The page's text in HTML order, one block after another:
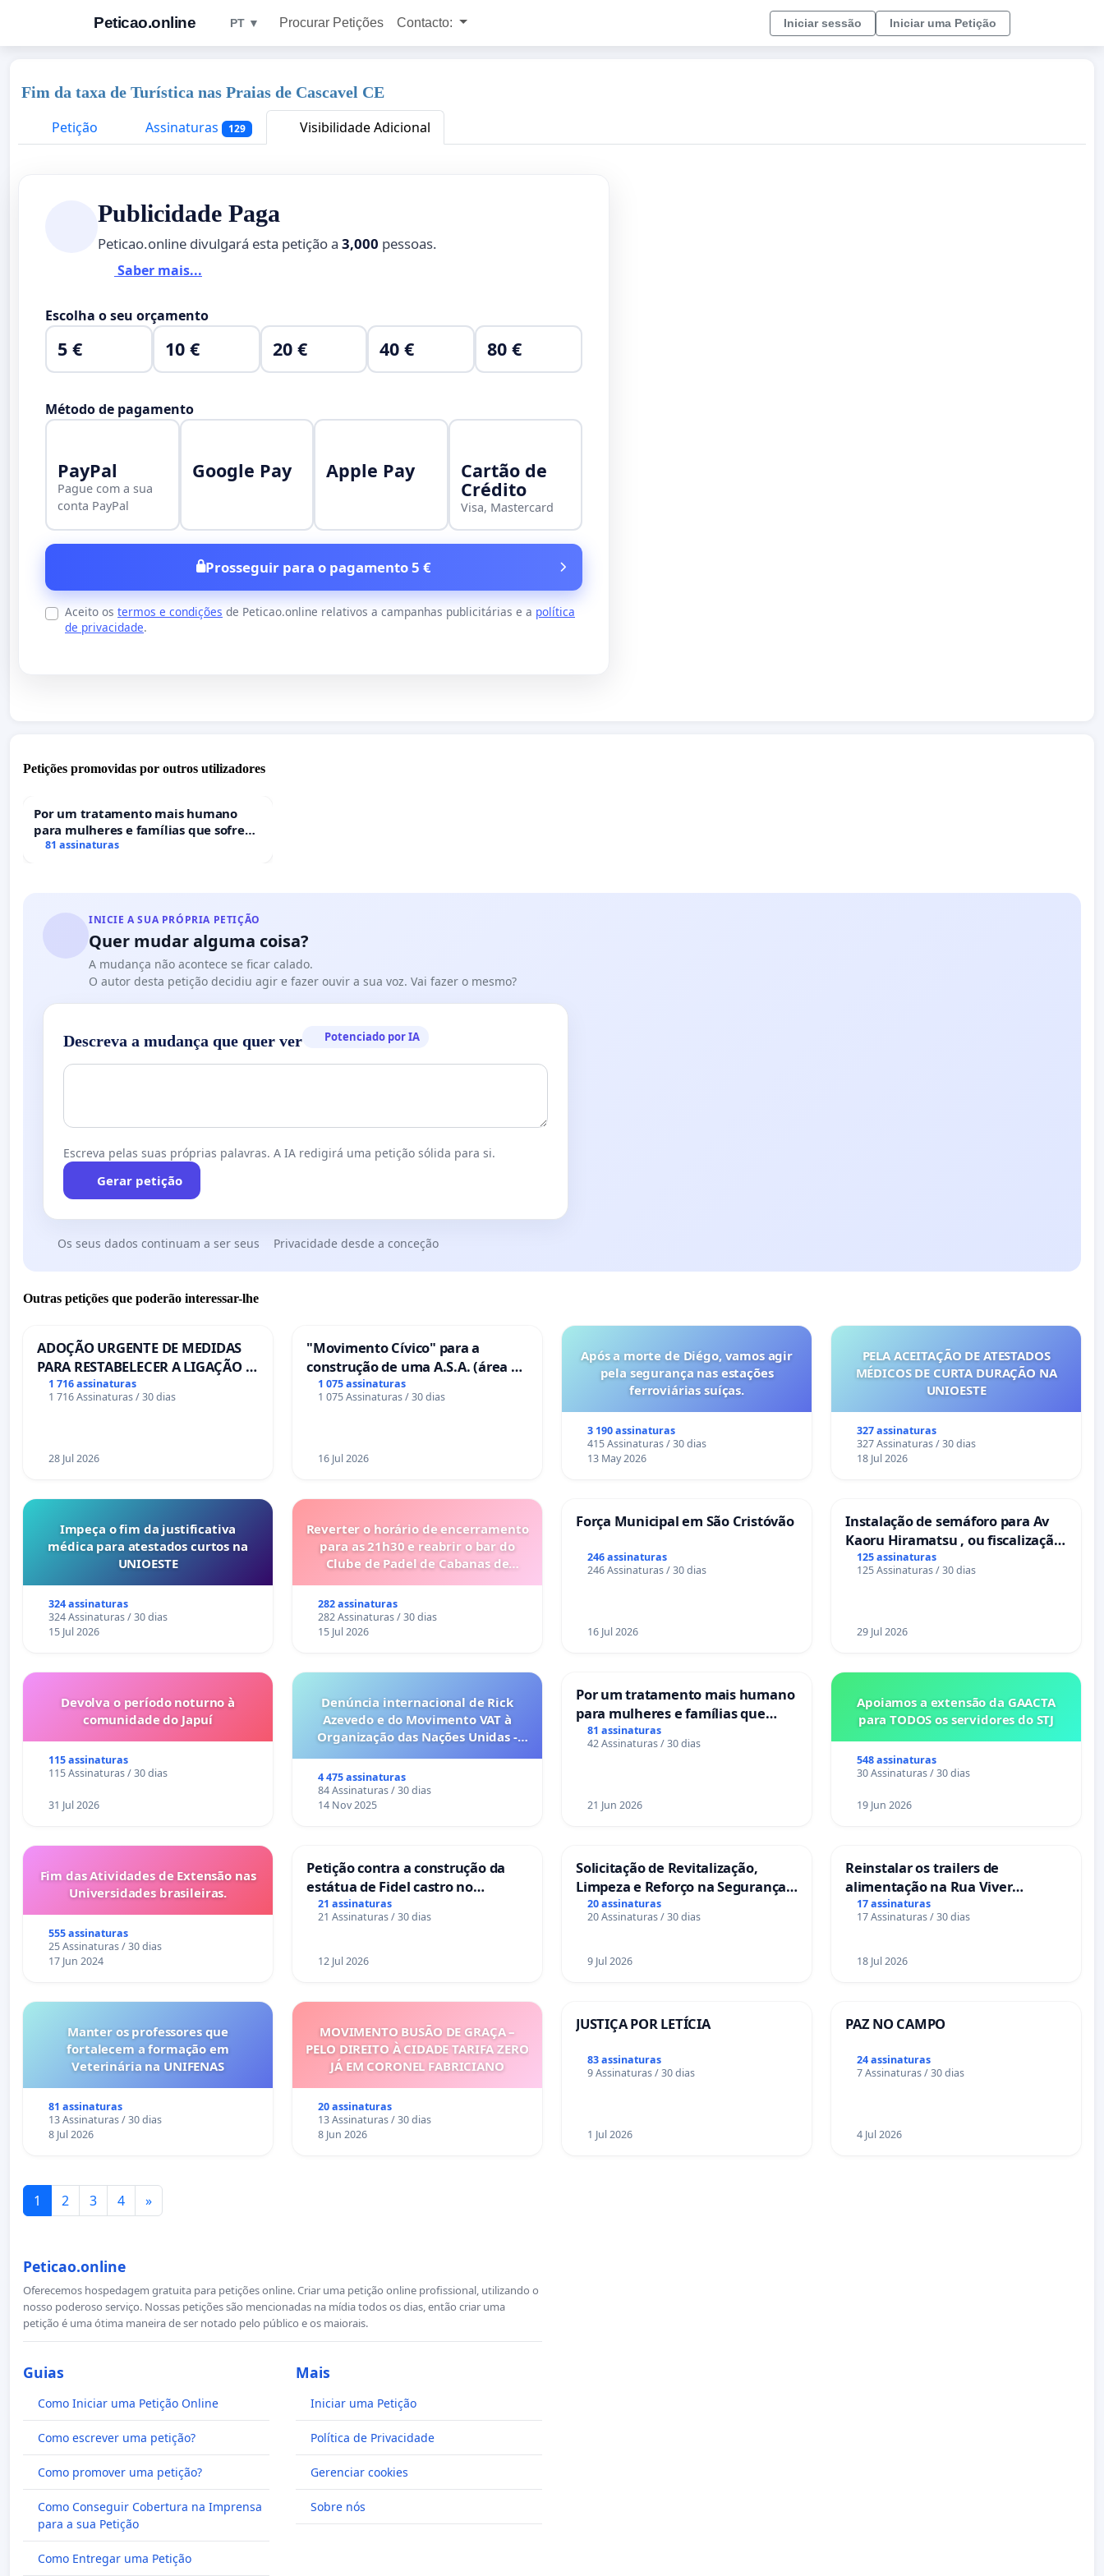
Peticao.online PT ▼ Procurar Petições Contacto: Iniciar sessão Iniciar uma Petição
Fim da taxa de Turística nas Praias de Cascavel CE
Petição
Assinaturas 129 Visibilidade Adicional
Publicidade Paga
Peticao.online divulgará esta petição a 3,000 pessoas.
Saber mais...
Escolha o seu orçamento
5 € 10 € 20 € 40 € 80 €
Método de pagamento
PayPal
Pague com a sua
conta PayPal
Google Pay Apple Pay Cartão de
Crédito
Visa, Mastercard
Prosseguir para o pagamento 5 €
Aceito os termos e condições de Peticao.online relativos a campanhas publicitárias e a política
de privacidade.
Petições promovidas por outros utilizadores
Por um tratamento mais humano
para mulheres e famílias que sofrem
uma perda gestacional nos hospitais
81 assinaturas
INICIE A SUA PRÓPRIA PETIÇÃO
Quer mudar alguma coisa?
A mudança não acontece se ficar calado.
O autor desta petição decidiu agir e fazer ouvir a sua voz. Vai fazer o mesmo?
Descreva a mudança que quer ver Potenciado por IA
Escreva pelas suas próprias palavras. A IA redigirá uma petição sólida para si.
Gerar petição
Os seus dados continuam a ser seus Privacidade desde a conceção
Outras petições que poderão interessar-lhe
ADOÇÃO URGENTE DE MEDIDAS
PARA RESTABELECER A LIGAÇÃO -
PONTE RS-129
1 716 assinaturas
1 716 Assinaturas / 30 dias
28 Jul 2026
"Movimento Cívico" para a
construção de uma A.S.A. (área de
serviços para autocaravanas) em
Coimbra
1 075 assinaturas
1 075 Assinaturas / 30 dias
16 Jul 2026
Após a morte de Diégo, vamos agir
pela segurança nas estações
ferroviárias suíças.
3 190 assinaturas
415 Assinaturas / 30 dias
13 May 2026
PELA ACEITAÇÃO DE ATESTADOS
MÉDICOS DE CURTA DURAÇÃO NA
UNIOESTE
327 assinaturas
327 Assinaturas / 30 dias
18 Jul 2026
Impeça o fim da justificativa
médica para atestados curtos na
UNIOESTE
324 assinaturas
324 Assinaturas / 30 dias
15 Jul 2026
Reverter o horário de encerramento
para as 21h30 e reabrir o bar do
Clube de Padel de Cabanas de
282 assinaturas
282 Assinaturas / 30 dias
15 Jul 2026
Força Municipal em São Cristóvão
246 assinaturas
246 Assinaturas / 30 dias
16 Jul 2026
Instalação de semáforo para Av
Kaoru Hiramatsu , ou fiscalização
Eletrônica
125 assinaturas
125 Assinaturas / 30 dias
29 Jul 2026
Devolva o período noturno à
comunidade do Japuí
115 assinaturas
115 Assinaturas / 30 dias
31 Jul 2026
Denúncia internacional de Rick
Azevedo e do Movimento VAT à
Organização das Nações Unidas -
6x1 enquanto o lobby empresarial
compra a omissão do Congresso.
4 475 assinaturas
84 Assinaturas / 30 dias
14 Nov 2025
Por um tratamento mais humano
para mulheres e famílias que
sofrem uma perda gestacional
nos hospitais portugueses
81 assinaturas
42 Assinaturas / 30 dias
21 Jun 2026
Apoiamos a extensão da GAACTA
para TODOS os servidores do STJ
548 assinaturas
30 Assinaturas / 30 dias
19 Jun 2026
Fim das Atividades de Extensão nas
Universidades brasileiras.
555 assinaturas
25 Assinaturas / 30 dias
17 Jun 2024
Petição contra a construção da
estátua de Fidel castro no
mirante do Caju
21 assinaturas
21 Assinaturas / 30 dias
12 Jul 2026
Solicitação de Revitalização,
Limpeza e Reforço na Segurança
das Praças da Rua Cachoeira das
Sete Ilhas
20 assinaturas
20 Assinaturas / 30 dias
9 Jul 2026
Reinstalar os trailers de
alimentação na Rua Viver
Salvador
17 assinaturas
17 Assinaturas / 30 dias
18 Jul 2026
Manter os professores que
fortalecem a formação em
Veterinária na UNIFENAS
81 assinaturas
13 Assinaturas / 30 dias
8 Jul 2026
MOVIMENTO BUSÃO DE GRAÇA –
PELO DIREITO À CIDADE TARIFA ZERO
JÁ EM CORONEL FABRICIANO
20 assinaturas
13 Assinaturas / 30 dias
8 Jun 2026
JUSTIÇA POR LETÍCIA
83 assinaturas
9 Assinaturas / 30 dias
1 Jul 2026
PAZ NO CAMPO
24 assinaturas
7 Assinaturas / 30 dias
4 Jul 2026
1 2 3 4 »
Peticao.online
Oferecemos hospedagem gratuita para petições online. Criar uma petição online profissional, utilizando o
nosso poderoso serviço. Nossas petições são mencionadas na mídia todos os dias, então criar uma
petição é uma ótima maneira de ser notado pelo público e os maiorais.
Guias
Como Iniciar uma Petição Online
Como escrever uma petição?
Como promover uma petição?
Como Conseguir Cobertura na Imprensa
para a sua Petição
Como Entregar uma Petição
Mais
Iniciar uma Petição
Política de Privacidade
Gerenciar cookies
Sobre nós